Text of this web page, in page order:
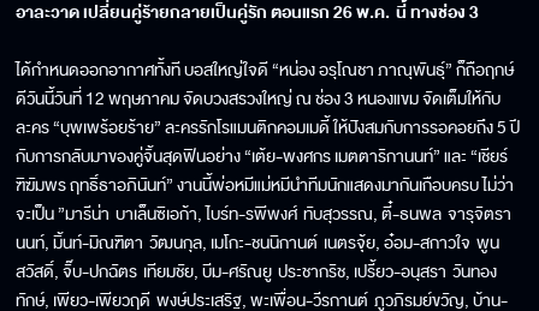
อาละวาด เปลี่ยนคู่ร้ายกลายเป็นคู่รัก ตอนแรก 26 พ.ค. นี้ ทางช่อง 3
ได้กำหนดออกอากาศทั้งที บอสใหญ่ใจดี “หน่อง อรุโณชา ภาณุพันธุ์” ก็ถือฤกษ์
ดีวันนี้วันที่ 12 พฤษภาคม จัดบวงสรวงใหญ่ ณ ช่อง 3 หนองแขม จัดเต็มให้กับ
ละคร “บุพเพร้อยร้าย” ละครรักโรแมนติกคอมเมดี้ ให้ปังสมกับการรอคอยถึง 5 ปี
กับการกลับมาของคู่จิ้นสุดฟินอย่าง “เต้ย-พงศกร เมตตาริกานนท์” และ “เชียร์
ฑิฆัมพร ฤทธิ์ธาอภินันท์” งานนี้พ่อหมีแม่หมีนำทีมนักแสดงมากันเกือบครบ ไม่ว่า
จะเป็น ”มารีน่า บาเล็นซิเอก้า, ไบร์ท-รพีพงศ์ ทับสุวรรณ, ตี๋-ธนพล จารุจิตรา
นนท์, มิ้นท์-มิณฑิตา วัฒนกุล, เมโกะ-ชนนิกานต์ เนตรจุ้ย, อ๋อม-สกาวใจ พูน
สวัสดิ์, จิ๊บ-ปกฉัตร เทียมชัย, บีม-ศรัณยู ประชากริช, เปรี้ยว-อนุสรา วันทอง
ทักษ์, เพียว-เพียวฤดี พงษ์ประเสริฐ, พะเพื่อน-วีรกานต์ ภูวภิรมย์ขวัญ, บ้าน-